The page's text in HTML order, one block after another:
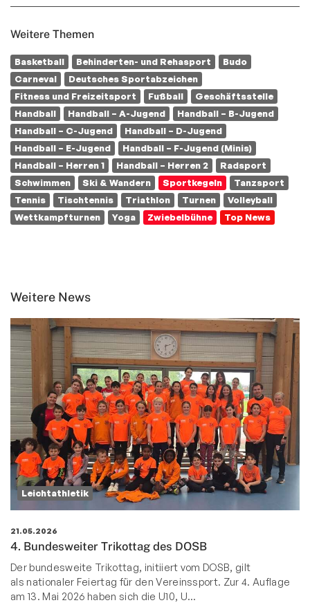
Weitere Themen
Basketball Behinderten- und Rehasport
Budo
Carneval
Deutsches Sportabzeichen
Fitness und Freizeitsport
Fußball
Geschäftsstelle
Handball
Handball – A-Jugend
Handball – B-Jugend
Handball – C-Jugend
Handball – D-Jugend
Handball – E-Jugend
Handball – F-Jugend (Minis)
Handball – Herren 1
Handball – Herren 2
Radsport
Schwimmen
Ski & Wandern Sportkegeln
Tanzsport
Tennis
Tischtennis Triathlon Turnen
Volleyball
Wettkampfturnen
Yoga Zwiebelbühne Top News
Weitere News
Leichtathletik
21.05.2026
4. Bundesweiter Trikottag des DOSB
Der bundesweite Trikottag, initiiert vom DOSB, gilt
als nationaler Feiertag für den Vereinssport. Zur 4. Auflage
am 13. Mai 2026 haben sich die U10, U…